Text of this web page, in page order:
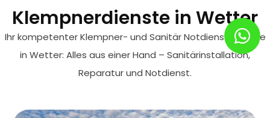
Klempnerdienste in Wetter
Ihr kompetenter Klempner- und Sanitär Notdienst-Service
in Wetter: Alles aus einer Hand – Sanitärinstallation,
Reparatur und Notdienst.